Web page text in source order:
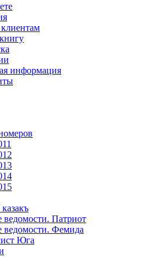
информация
ведомости. Патриот
ведомости. Фемида
Юга